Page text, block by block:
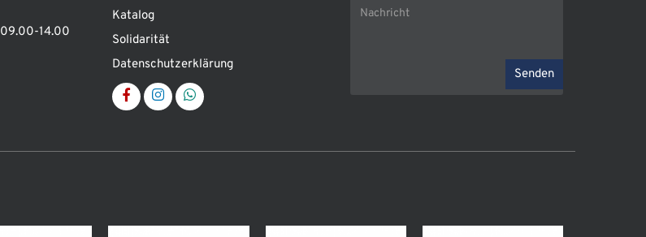
09.00-14.00
Katalog
Solidarität
Datenschutzerklärung
Senden